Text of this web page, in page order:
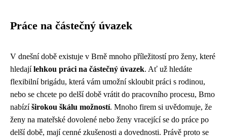
Práce na částečný úvazek
V dnešní době existuje v Brně mnoho příležitostí pro ženy, které
hledajílehkou práci na částečný úvazek. Ať už hledáte
flexibilní brigádu, která vám umožní skloubit práci s rodinou,
nebo se chcete po delší době vrátit do pracovního procesu, Brno
nabízíširokou škálu možností. Mnoho firem si uvědomuje, že
ženy na mateřské dovolené nebo ženy vracející se do práce po
delší době, mají cenné zkušenosti a dovednosti. Právě proto se